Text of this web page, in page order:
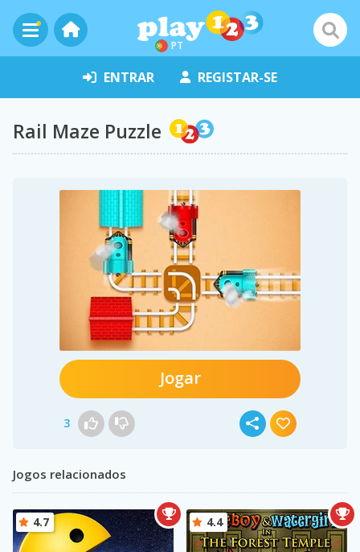
PT
ENTRAR REGISTAR-SE
Rail Maze Puzzle
Jogar
3
Jogos relacionados
4.7 4.4